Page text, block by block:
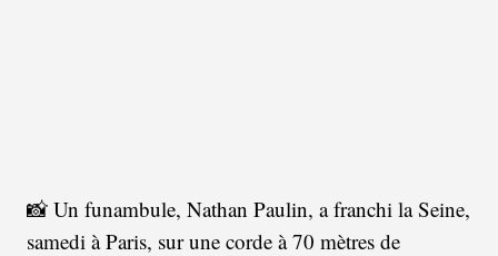
📸 Un funambule, Nathan Paulin, a franchi la Seine,
samedi à Paris, sur une corde à 70 mètres de